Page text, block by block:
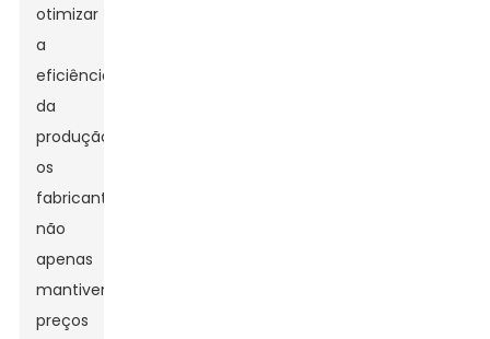
otimizar
a
eficiência
da
produção,
os
fabricantes
não
apenas
mantiveram
preços